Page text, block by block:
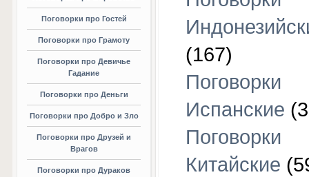
Поговорки про Гостей
Поговорки про Грамоту
Поговорки про Девичье
Гадание
Поговорки про Деньги
Поговорки про Добро и Зло
Поговорки про Друзей и
Врагов
Поговорки про Дураков
(167)
Поговорки
Испанские
Поговорки
Китайские